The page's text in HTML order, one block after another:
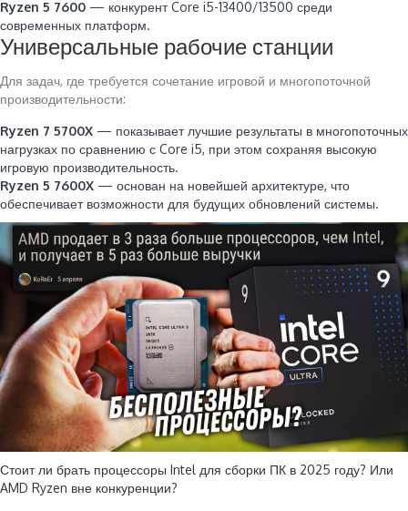
Ryzen 5 7600 — конкурент Core i5-13400/13500 среди
современных платформ.
Универсальные рабочие станции
Для задач, где требуется сочетание игровой и многопоточной
производительности:
Ryzen 7 5700X — показывает лучшие результаты в многопоточных
нагрузках по сравнению с Core i5, при этом сохраняя высокую
игровую производительность.
Ryzen 5 7600X — основан на новейшей архитектуре, что
обеспечивает возможности для будущих обновлений системы.
Стоит ли брать процессоры Intel для сборки ПК в 2025 году? Или
AMD Ryzen вне конкуренции?